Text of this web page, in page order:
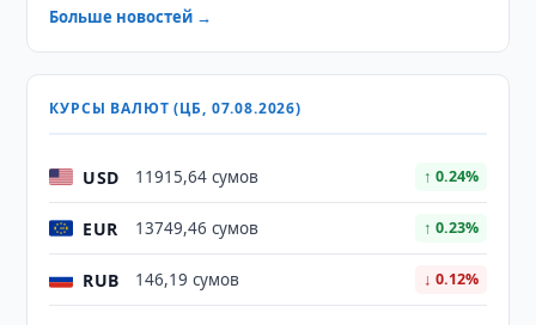
Больше новостей →
КУРСЫ ВАЛЮТ (ЦБ, 07.08.2026)
USD 11915,64 сумов ↑ 0.24%
EUR 13749,46 сумов ↑ 0.23%
RUB 146,19 сумов ↓ 0.12%